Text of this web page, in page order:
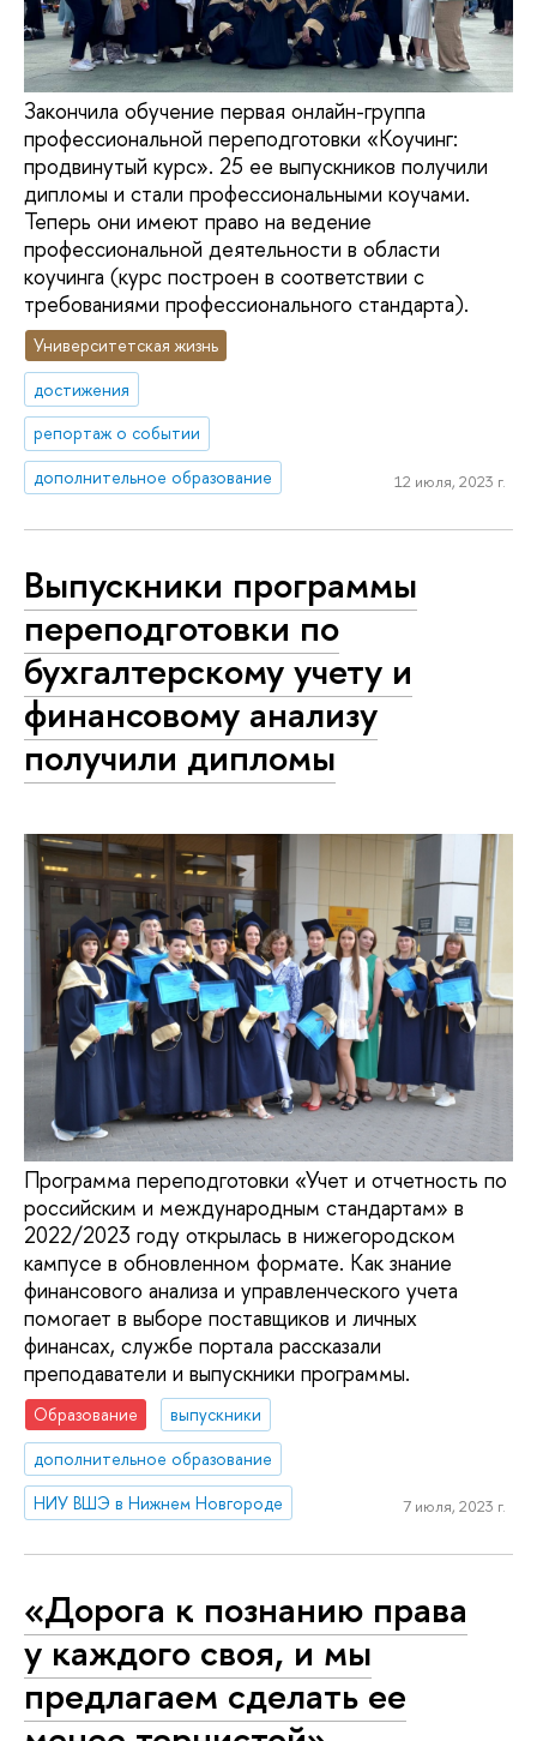
Закончила обучение первая онлайн-группа
профессиональной переподготовки «Коучинг:
продвинутый курс». 25 ее выпускников получили
дипломы и стали профессиональными коучами.
Теперь они имеют право на ведение
профессиональной деятельности в области
коучинга (курс построен в соответствии с
требованиями профессионального стандарта).
Университетская жизнь
достижения
репортаж о событии
дополнительное образование
12 июля, 2023 г.
Выпускники программы
переподготовки по
бухгалтерскому учету и
финансовому анализу
получили дипломы
Программа переподготовки «Учет и отчетность по
российским и международным стандартам» в
2022/2023 году открылась в нижегородском
кампусе в обновленном формате. Как знание
финансового анализа и управленческого учета
помогает в выборе поставщиков и личных
финансах, службе портала рассказали
преподаватели и выпускники программы.
Образование
выпускники
дополнительное образование
НИУ ВШЭ в Нижнем Новгороде
7 июля, 2023 г.
«Дорога к познанию права
у каждого своя, и мы
предлагаем сделать ее